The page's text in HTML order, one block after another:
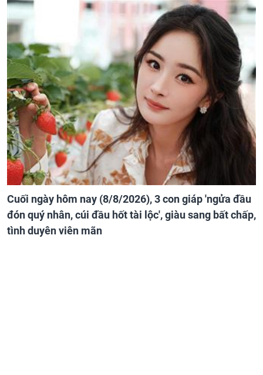
Cuối ngày hôm nay (8/8/2026), 3 con giáp 'ngửa đầu
đón quý nhân, cúi đầu hốt tài lộc', giàu sang bất chấp,
tình duyên viên mãn